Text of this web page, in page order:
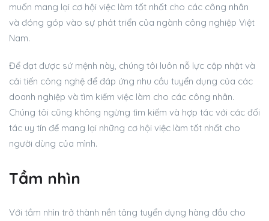
muốn mang lại cơ hội việc làm tốt nhất cho các công nhân
và đóng góp vào sự phát triển của ngành công nghiệp Việt
Nam.
Để đạt được sứ mệnh này, chúng tôi luôn nỗ lực cập nhật và
cải tiến công nghệ để đáp ứng nhu cầu tuyển dụng của các
doanh nghiệp và tìm kiếm việc làm cho các công nhân.
Chúng tôi cũng không ngừng tìm kiếm và hợp tác với các đối
tác uy tín để mang lại những cơ hội việc làm tốt nhất cho
người dùng của mình.
Tầm nhìn
Với tầm nhìn trở thành nền tảng tuyển dụng hàng đầu cho